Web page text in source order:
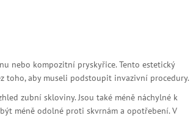
nebo kompozitní pryskyřice. Tento estetický
aby museli podstoupit invazivní procedury.
zubní skloviny. Jsou také méně náchylné k
méně odolné proti skvrnám a opotřebení. V